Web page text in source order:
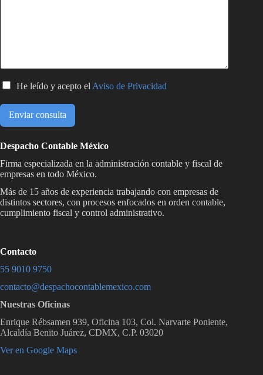
C
s
l
s
d
e
v
e
f
c
a
i
ó
n
He leído y acepto el Aviso de Privacidad
Enviar consulta
Despacho Contable México
Firma especializada en la administración contable y fiscal de
empresas en todo México.
Más de 15 años de experiencia trabajando con empresas de
distintos sectores, con procesos enfocados en orden contable,
cumplimiento fiscal y control administrativo.
Contacto
55 9010 9750
contacto@despachocontablemexico.com
Nuestras Oficinas
Enrique Rébsamen 939, Oficina 103, Col. Narvarte Poniente,
Alcaldía Benito Juárez, CDMX, C.P. 03020
Ver en Google Maps